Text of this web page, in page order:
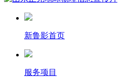
新鲁影首页
服务项目